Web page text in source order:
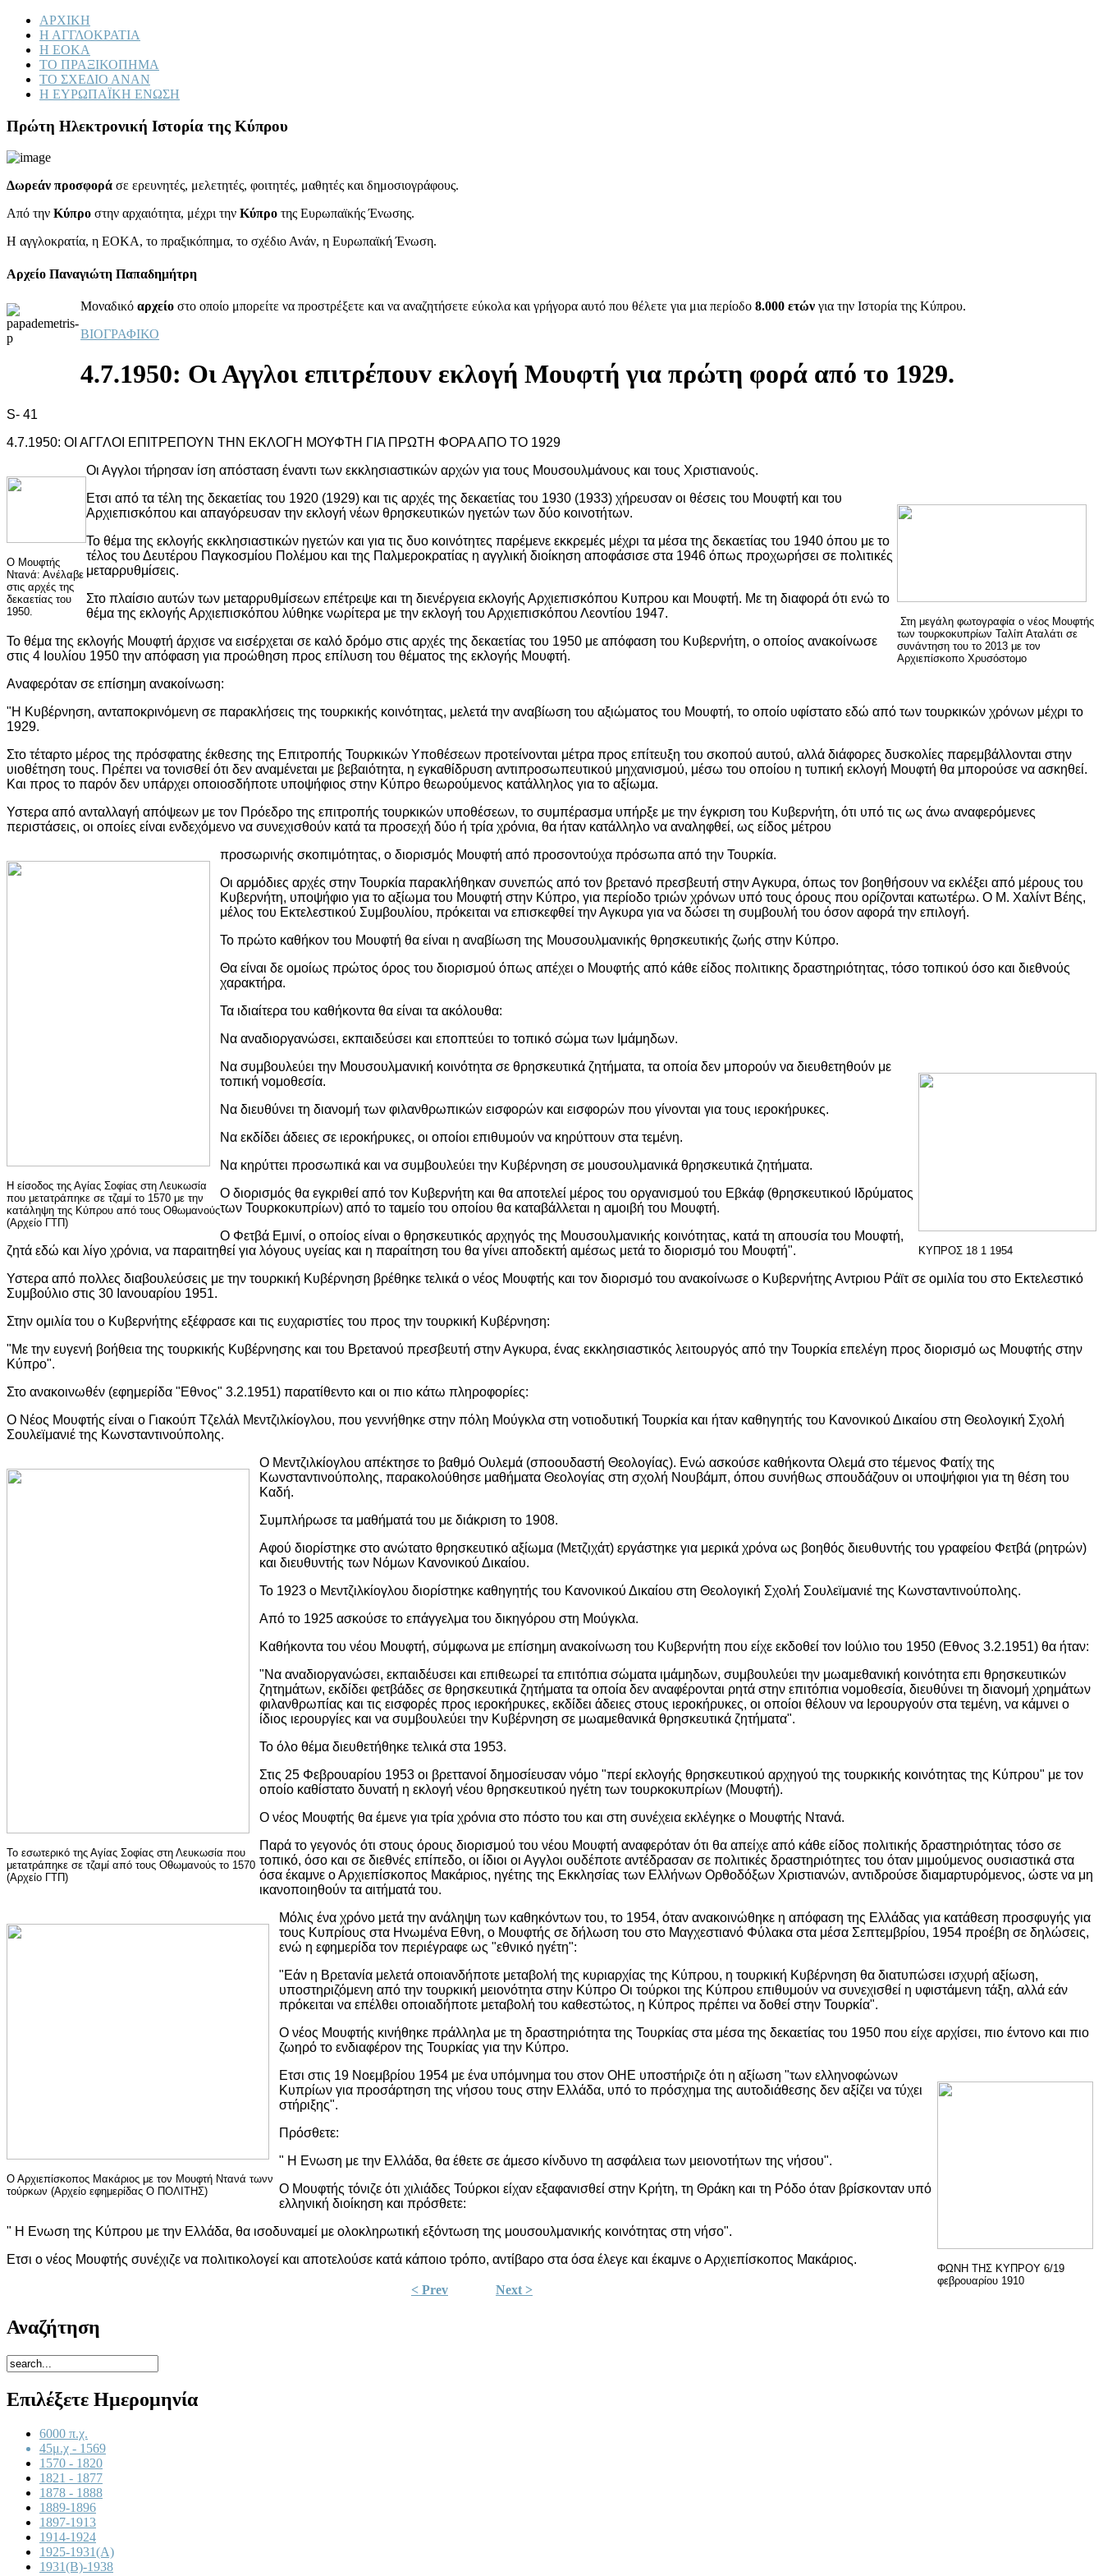
ΑΡΧΙΚΗ
Η ΑΓΓΛΟΚΡΑΤΙΑ
Η ΕΟΚΑ
ΤΟ ΠΡΑΞΙΚΟΠΗΜΑ
ΤΟ ΣΧΕΔΙΟ ΑΝΑΝ
Η ΕΥΡΩΠΑΪΚΗ ΕΝΩΣΗ
Πρώτη Ηλεκτρονική Ιστορία της Κύπρου
Δωρεάν προσφορά σε ερευνητές, μελετητές, φοιτητές, μαθητές και δημοσιογράφους.
Από την Κύπρο στην αρχαιότητα, μέχρι την Κύπρο της Ευρωπαϊκής Ένωσης.
Η αγγλοκρατία, η ΕΟΚΑ, το πραξικόπημα, το σχέδιο Ανάν, η Ευρωπαϊκή Ένωση.
Αρχείο Παναγιώτη Παπαδημήτρη
Μοναδικό αρχείο στο οποίο μπορείτε να προστρέξετε και να αναζητήσετε εύκολα και γρήγορα αυτό που θέλετε για μια περίοδο 8.000 ετών για την Ιστορία της Κύπρου.
ΒΙΟΓΡΑΦΙΚΟ
4.7.1950: Οι Αγγλoι επιτρέπoυv εκλoγή Μoυφτή για πρώτη φoρά από τo 1929.
S- 41
4.7.1950: ΟΙ ΑΓΓΛΟΙ ΕΠΙΤΡΕΠΟΥΝ ΤΗΝ ΕΚΛΟΓΗ ΜΟΥΦΤΗ ΓΙΑ ΠΡΩΤΗ ΦΟΡΑ ΑΠΟ ΤΟ 1929
Ο Mουφτής
Ντανά: Ανέλαβε
στις αρχές της
δεκαετίας του
1950.
Οι Αγγλοι τήρησαν ίση απόσταση έναντι των εκκλησιαστικών αρχών για τους Μουσουλμάνους και τους Χριστιανούς.
Στη μεγάλη φωτογραφία ο νέος Μουφτής
των τουρκοκυπρίων Ταλίπ Αταλάτι σε
συνάντηση του το 2013 με τον
Αρχιεπίσκοπο Χρυσόστομο
Ετσι από τα τέλη της δεκαετίας του 1920 (1929) και τις αρχές της δεκαετίας του 1930 (1933) χήρευσαν οι θέσεις του Μουφτή και του
Αρχιεπισκόπου και απαγόρευσαν την εκλογή νέων θρησκευτικών ηγετών των δύο κοινοτήτων.
Το θέμα της εκλογής εκκλησιαστικών ηγετών και για τις δυο κοινότητες παρέμενε εκκρεμές μέχρι τα μέσα της δεκαετίας του 1940 όπου με το
τέλος του Δευτέρου Παγκοσμίου Πολέμου και της Παλμεροκρατίας η αγγλική διοίκηση αποφάσισε στα 1946 όπως προχωρήσει σε πολιτικές
μεταρρυθμίσεις.
Στο πλαίσιο αυτών των μεταρρυθμίσεων επέτρεψε και τη διενέργεια εκλογής Αρχιεπισκόπου Κυπρου και Μουφτή. Με τη διαφορά ότι ενώ το
θέμα της εκλογής Αρχιεπισκόπου λύθηκε νωρίτερα με την εκλογή του Αρχιεπισκόπου Λεοντίου 1947.
Το θέμα της εκλογής Μουφτή άρχισε να εισέρχεται σε καλό δρόμο στις αρχές της δεκαετίας του 1950 με απόφαση του Κυβερνήτη, ο οποίος ανακοίνωσε
στις 4 Ιουλίου 1950 την απόφαση για προώθηση προς επίλυση του θέματος της εκλογής Μουφτή.
Αναφερόταν σε επίσημη ανακοίνωση:
"Η Κυβέρνηση, ανταποκρινόμενη σε παρακλήσεις της τουρκικής κοινότητας, μελετά την αναβίωση του αξιώματος του Μουφτή, το οποίο υφίστατο εδώ από των τουρκικών χρόνων μέχρι το
1929.
Στο τέταρτο μέρος της πρόσφατης έκθεσης της Επιτροπής Τουρκικών Υποθέσεων προτείνονται μέτρα προς επίτευξη του σκοπού αυτού, αλλά διάφορες δυσκολίες παρεμβάλλονται στην
υιοθέτηση τους. Πρέπει να τονισθεί ότι δεν αναμένεται με βεβαιότητα, η εγκαθίδρυση αντιπροσωπευτικού μηχανισμού, μέσω του οποίου η τυπική εκλογή Μουφτή θα μπορούσε να ασκηθεί.
Και προς το παρόν δεν υπάρχει οποιοσδήποτε υποψήφιος στην Κύπρο θεωρούμενος κατάλληλος για το αξίωμα.
Υστερα από ανταλλαγή απόψεων με τον Πρόεδρο της επιτροπής τουρκικών υποθέσεων, το συμπέρασμα υπήρξε με την έγκριση του Κυβερνήτη, ότι υπό τις ως άνω αναφερόμενες
περιστάσεις, οι οποίες είναι ενδεχόμενο να συνεχισθούν κατά τα προσεχή δύο ή τρία χρόνια, θα ήταν κατάλληλο να αναληφθεί, ως είδος μέτρου
Η είσοδος της Αγίας Σοφίας στη Λευκωσία
που μετατράπηκε σε τζαμί το 1570 με την
κατάληψη της Κύπρου από τους Οθωμανούς
(Αρχείο ΓΤΠ)
προσωρινής σκοπιμότητας, ο διορισμός Μουφτή από προσοντούχα πρόσωπα από την Τουρκία.
Οι αρμόδιες αρχές στην Τουρκία παρακλήθηκαν συνεπώς από τον βρετανό πρεσβευτή στην Αγκυρα, όπως τον βοηθήσουν να εκλέξει από μέρους του
Κυβερνήτη, υποψήφιο για το αξίωμα του Μουφτή στην Κύπρο, για περίοδο τριών χρόνων υπό τους όρους που ορίζονται κατωτέρω. Ο Μ. Χαλίντ Βέης,
μέλος του Εκτελεστικού Συμβουλίου, πρόκειται να επισκεφθεί την Αγκυρα για να δώσει τη συμβουλή του όσον αφορά την επιλογή.
Το πρώτο καθήκον του Μουφτή θα είναι η αναβίωση της Μουσουλμανικής θρησκευτικής ζωής στην Κύπρο.
Θα είναι δε ομοίως πρώτος όρος του διορισμού όπως απέχει ο Μουφτής από κάθε είδος πολιτικης δραστηριότητας, τόσο τοπικού όσο και διεθνούς
χαρακτήρα.
Τα ιδιαίτερα του καθήκοντα θα είναι τα ακόλουθα:
Να αναδιοργανώσει, εκπαιδεύσει και εποπτεύει το τοπικό σώμα των Ιμάμηδων.
ΚΥΠΡΟΣ 18 1 1954
Να συμβουλεύει την Μουσουλμανική κοινότητα σε θρησκευτικά ζητήματα, τα οποία δεν μπορούν να διευθετηθούν με
τοπική νομοθεσία.
Να διευθύνει τη διανομή των φιλανθρωπικών εισφορών και εισφορών που γίνονται για τους ιεροκήρυκες.
Να εκδίδει άδειες σε ιεροκήρυκες, οι οποίοι επιθυμούν να κηρύττουν στα τεμένη.
Να κηρύττει προσωπικά και να συμβουλεύει την Κυβέρνηση σε μουσουλμανικά θρησκευτικά ζητήματα.
Ο διορισμός θα εγκριθεί από τον Κυβερνήτη και θα αποτελεί μέρος του οργανισμού του Εβκάφ (θρησκευτικού Ιδρύματος
των Τουρκοκυπρίων) από το ταμείο του οποίου θα καταβάλλεται η αμοιβή του Μουφτή.
Ο Φετβά Εμινί, ο οποίος είναι ο θρησκευτικός αρχηγός της Μουσουλμανικής κοινότητας, κατά τη απουσία του Μουφτή,
ζητά εδώ και λίγο χρόνια, να παραιτηθεί για λόγους υγείας και η παραίτηση του θα γίνει αποδεκτή αμέσως μετά το διορισμό του Μουφτή".
Υστερα από πολλες διαβουλεύσεις με την τουρκική Κυβέρνηση βρέθηκε τελικά ο νέος Μουφτής και τον διορισμό του ανακοίνωσε ο Κυβερνήτης Αντριου Ράϊτ σε ομιλία του στο Εκτελεστικό
Συμβούλιο στις 30 Ιανουαρίου 1951.
Στην ομιλία του ο Κυβερνήτης εξέφρασε και τις ευχαριστίες του προς την τουρκική Κυβέρνηση:
"Με την ευγενή βοήθεια της τουρκικής Κυβέρνησης και του Βρετανού πρεσβευτή στην Αγκυρα, ένας εκκλησιαστικός λειτουργός από την Τουρκία επελέγη προς διορισμό ως Μουφτής στην
Κύπρο".
Στο ανακοινωθέν (εφημερίδα "Εθνος" 3.2.1951) παρατίθεντο και οι πιο κάτω πληροφορίες:
Ο Νέος Μουφτής είναι ο Γιακούπ Τζελάλ Μεντζιλκίογλου, που γεννήθηκε στην πόλη Μούγκλα στη νοτιοδυτική Τουρκία και ήταν καθηγητής του Κανονικού Δικαίου στη Θεολογική Σχολή
Σουλεϊμανιέ της Κωνσταντινούπολης.
Το εσωτερικό της Αγίας Σοφίας στη Λευκωσία που
μετατράπηκε σε τζαμί από τους Οθωμανούς το 1570
(Αρχείο ΓΤΠ)
Ο Μεντζιλκίογλου απέκτησε το βαθμό Ουλεμά (σποουδαστή Θεολογίας). Ενώ ασκούσε καθήκοντα Ολεμά στο τέμενος Φατίχ της
Κωνσταντινούπολης, παρακολούθησε μαθήματα Θεολογίας στη σχολή Νουβάμπ, όπου συνήθως σπουδάζουν οι υποψήφιοι για τη θέση του
Καδή.
Συμπλήρωσε τα μαθήματά του με διάκριση το 1908.
Αφού διορίστηκε στο ανώτατο θρησκευτικό αξίωμα (Μετζιχάτ) εργάστηκε για μερικά χρόνα ως βοηθός διευθυντής του γραφείου Φετβά (ρητρών)
και διευθυντής των Νόμων Κανονικού Δικαίου.
Το 1923 ο Μεντζιλκίογλου διορίστηκε καθηγητής του Κανονικού Δικαίου στη Θεολογική Σχολή Σουλεϊμανιέ της Κωνσταντινούπολης.
Από το 1925 ασκούσε το επάγγελμα του δικηγόρου στη Μούγκλα.
Καθήκοντα του νέου Μουφτή, σύμφωνα με επίσημη ανακοίνωση του Κυβερνήτη που είχε εκδοθεί τον Ιούλιο του 1950 (Εθνος 3.2.1951) θα ήταν:
"Να αναδιοργανώσει, εκπαιδέυσει και επιθεωρεί τα επιτόπια σώματα ιμάμηδων, συμβουλεύει την μωαμεθανική κοινότητα επι θρησκευτικών
ζητημάτων, εκδίδει φετβάδες σε θρησκευτικά ζητήματα τα οποία δεν αναφέρονται ρητά στην επιτόπια νομοθεσία, διευθύνει τη διανομή χρημάτων
φιλανθρωπίας και τις εισφορές προς ιεροκήρυκες, εκδίδει άδειες στους ιεροκήρυκες, οι οποίοι θέλουν να Ιερουργούν στα τεμένη, να κάμνει ο
ίδιος ιερουργίες και να συμβουλεύει την Κυβέρνηση σε μωαμεθανικά θρησκευτικά ζητήματα".
Το όλο θέμα διευθετήθηκε τελικά στα 1953.
Στις 25 Φεβρουαρίου 1953 οι βρεττανοί δημοσίευσαν νόμο "περί εκλογής θρησκευτικού αρχηγού της τουρκικής κοινότητας της Κύπρου" με τον
οποίο καθίστατο δυνατή η εκλογή νέου θρησκευτικού ηγέτη των τουρκοκυπρίων (Μουφτή).
Ο νέος Μουφτής θα έμενε για τρία χρόνια στο πόστο του και στη συνέχεια εκλέγηκε ο Μουφτής Ντανά.
Παρά το γεγονός ότι στους όρους διορισμού του νέου Μουφτή αναφερόταν ότι θα απείχε από κάθε είδος πολιτικής δραστηριότητας τόσο σε
τοπικό, όσο και σε διεθνές επίπεδο, οι ίδιοι οι Αγγλοι ουδέποτε αντέδρασαν σε πολιτικές δραστηριότητες του όταν μιμούμενος ουσιαστικά στα
όσα έκαμνε ο Αρχιεπίσκοπος Μακάριος, ηγέτης της Εκκλησίας των Ελλήνων Ορθοδόξων Χριστιανών, αντιδρούσε διαμαρτυρόμενος, ώστε να μη
ικανοποιηθούν τα αιτήματά του.
Ο Αρχιεπίσκοπος Μακάριος με τον Μουφτή Ντανά τωνν
τούρκων (Αρχείο εφημερίδας Ο ΠΟΛΙΤΗΣ)
Μόλις ένα χρόνο μετά την ανάληψη των καθηκόντων του, το 1954, όταν ανακοινώθηκε η απόφαση της Ελλάδας για κατάθεση προσφυγής για
τους Κυπρίους στα Ηνωμένα Εθνη, ο Μουφτής σε δήλωση του στο Μαγχεστιανό Φύλακα στα μέσα Σεπτεμβρίου, 1954 προέβη σε δηλώσεις,
ενώ η εφημερίδα τον περιέγραφε ως "εθνικό ηγέτη":
"Εάν η Βρετανία μελετά οποιανδήποτε μεταβολή της κυριαρχίας της Κύπρου, η τουρκική Κυβέρνηση θα διατυπώσει ισχυρή αξίωση,
υποστηριζόμενη από την τουρκική μειονότητα στην Κύπρο Οι τούρκοι της Κύπρου επιθυμούν να συνεχισθεί η υφιστάμενη τάξη, αλλά εάν
πρόκειται να επέλθει οποιαδήποτε μεταβολή του καθεστώτος, η Κύπρος πρέπει να δοθεί στην Τουρκία".
Ο νέος Μουφτής κινήθηκε πράλληλα με τη δραστηριότητα της Τουρκίας στα μέσα της δεκαετίας του 1950 που είχε αρχίσει, πιο έντονο και πιο
ζωηρό το ενδιαφέρον της Τουρκίας για την Κύπρο.
ΦΩΝΗ ΤΗΣ ΚΥΠΡΟΥ 6/19
φεβρουαρίου 1910
Ετσι στις 19 Νοεμβρίου 1954 με ένα υπόμνημα του στον ΟΗΕ υποστήριζε ότι η αξίωση "των ελληνοφώνων
Κυπρίων για προσάρτηση της νήσου τους στην Ελλάδα, υπό το πρόσχημα της αυτοδιάθεσης δεν αξίζει να τύχει
στήριξης".
Πρόσθετε:
" Η Ενωση με την Ελλάδα, θα έθετε σε άμεσο κίνδυνο τη ασφάλεια των μειονοτήτων της νήσου".
Ο Μουφτής τόνιζε ότι χιλιάδες Τούρκοι είχαν εξαφανισθεί στην Κρήτη, τη Θράκη και τη Ρόδο όταν βρίσκονταν υπό
ελληνική διοίκηση και πρόσθετε:
" Η Ενωση της Κύπρου με την Ελλάδα, θα ισοδυναμεί με ολοκληρωτική εξόντωση της μουσουλμανικής κοινότητας στη νήσο".
Ετσι ο νέος Μουφτής συνέχιζε να πολιτικολογεί και αποτελούσε κατά κάποιο τρόπο, αντίβαρο στα όσα έλεγε και έκαμνε ο Αρχιεπίσκοπος Μακάριος.
< Prev Next >
Αναζήτηση
Επιλέξετε Ημερομηνία
6000 π.χ.
45μ.χ - 1569
1570 - 1820
1821 - 1877
1878 - 1888
1889-1896
1897-1913
1914-1924
1925-1931(A)
1931(B)-1938